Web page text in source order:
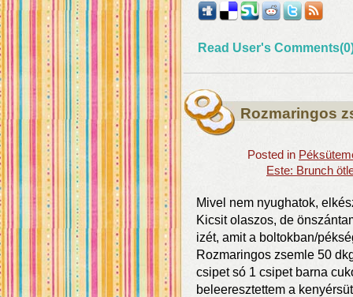
Read User's
Rozmaringos
Posted in
Este: Brunch
Mivel nem nyughatok,
Kicsit olaszos, de
izét, amit a boltokban/
Rozmaringos zsemle 50
csipet só 1 csipet barna
beleeresztettem a